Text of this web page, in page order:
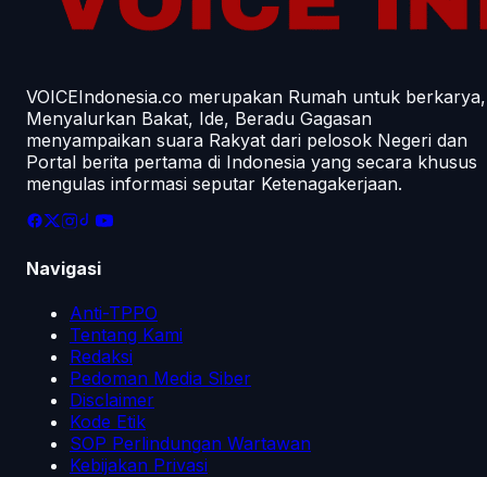
VOICEIndonesia.co merupakan Rumah untuk berkarya,
Menyalurkan Bakat, Ide, Beradu Gagasan
menyampaikan suara Rakyat dari pelosok Negeri dan
Portal berita pertama di Indonesia yang secara khusus
mengulas informasi seputar Ketenagakerjaan.
Navigasi
Anti-TPPO
Tentang Kami
Redaksi
Pedoman Media Siber
Disclaimer
Kode Etik
SOP Perlindungan Wartawan
Kebijakan Privasi